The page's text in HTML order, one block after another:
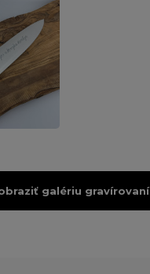
galériu gravírovaní